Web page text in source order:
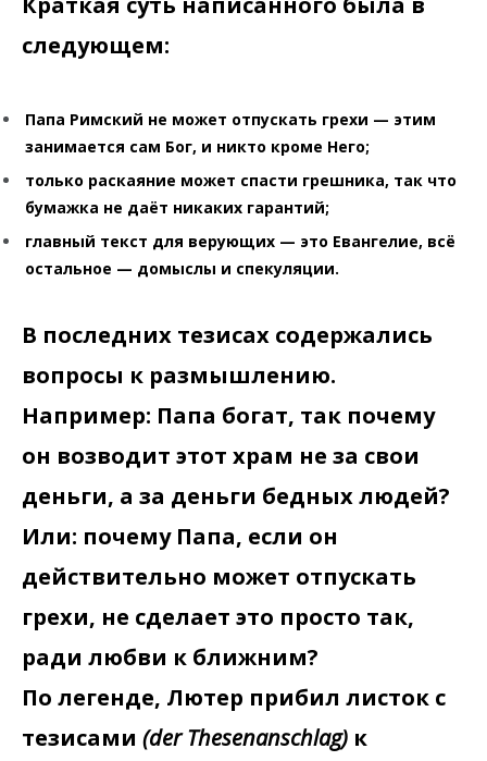
следующем:
Папа Римский не может отпускать грехи — этим
занимается сам Бог, и никто кроме Него;
только раскаяние может спасти грешника, так что
бумажка не даёт никаких гарантий;
главный текст для верующих — это Евангелие, всё
остальное — домыслы и спекуляции.
В последних тезисах содержались
вопросы к размышлению.
Например: Папа богат, так почему
он возводит этот храм не за свои
деньги, а за деньги бедных людей?
Или: почему Папа, если он
действительно может отпускать
грехи, не сделает это просто так,
ради любви к ближним?
По легенде, Лютер прибил листок с
тезисами (der Thesenanschlag) к